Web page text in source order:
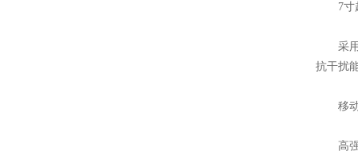
7寸超
采用
抗干扰
移动
高强